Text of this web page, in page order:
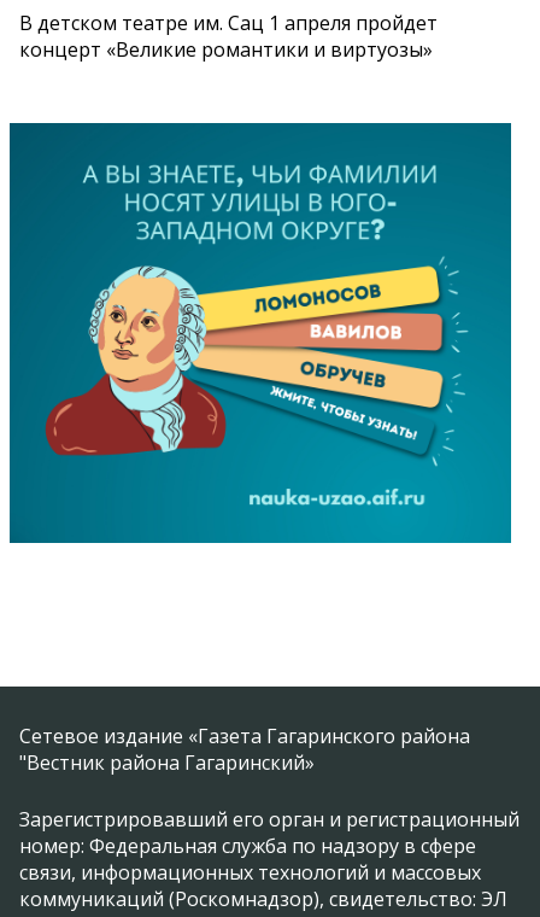
В детском театре им. Сац 1 апреля пройдет
концерт «Великие романтики и виртуозы»
Сетевое издание «Газета Гагаринского района
"Вестник района Гагаринский»
Зарегистрировавший его орган и регистрационный
номер: Федеральная служба по надзору в сфере
связи, информационных технологий и массовых
коммуникаций (Роскомнадзор), свидетельство: ЭЛ